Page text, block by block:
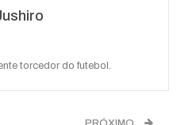
torcedor do futebol.